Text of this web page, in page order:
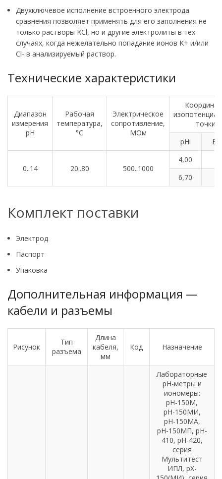
Двухключевое исполнение встроенного электрода
сравнения позволяет применять для его заполнения не
только растворы KCl, но и другие электролиты в тех
случаях, когда нежелательно попадание ионов K+ и/или
Cl- в анализируемый раствор.
Технические характеристики
Диапазон
измерения
pH
Рабочая
температура,
°С
Электрическое
сопротивление,
МОм
точки
pHi
0..14 20..80 500..1000
4,00
6,70
Комплект поставки
Электрод
Паспорт
Упаковка
Дополнительная информация —
кабели и разъемы
Рисунок
Тип
разъема
Длина
кабеля,
мм
Код Назначение
Лабораторные
рН-метры и
иономеры:
рН-150М,
рН-150МИ,
рН-150МА,
рН-150МП, pH-
410, рН-420,
серия
Мультитест
ИПЛ, pX-